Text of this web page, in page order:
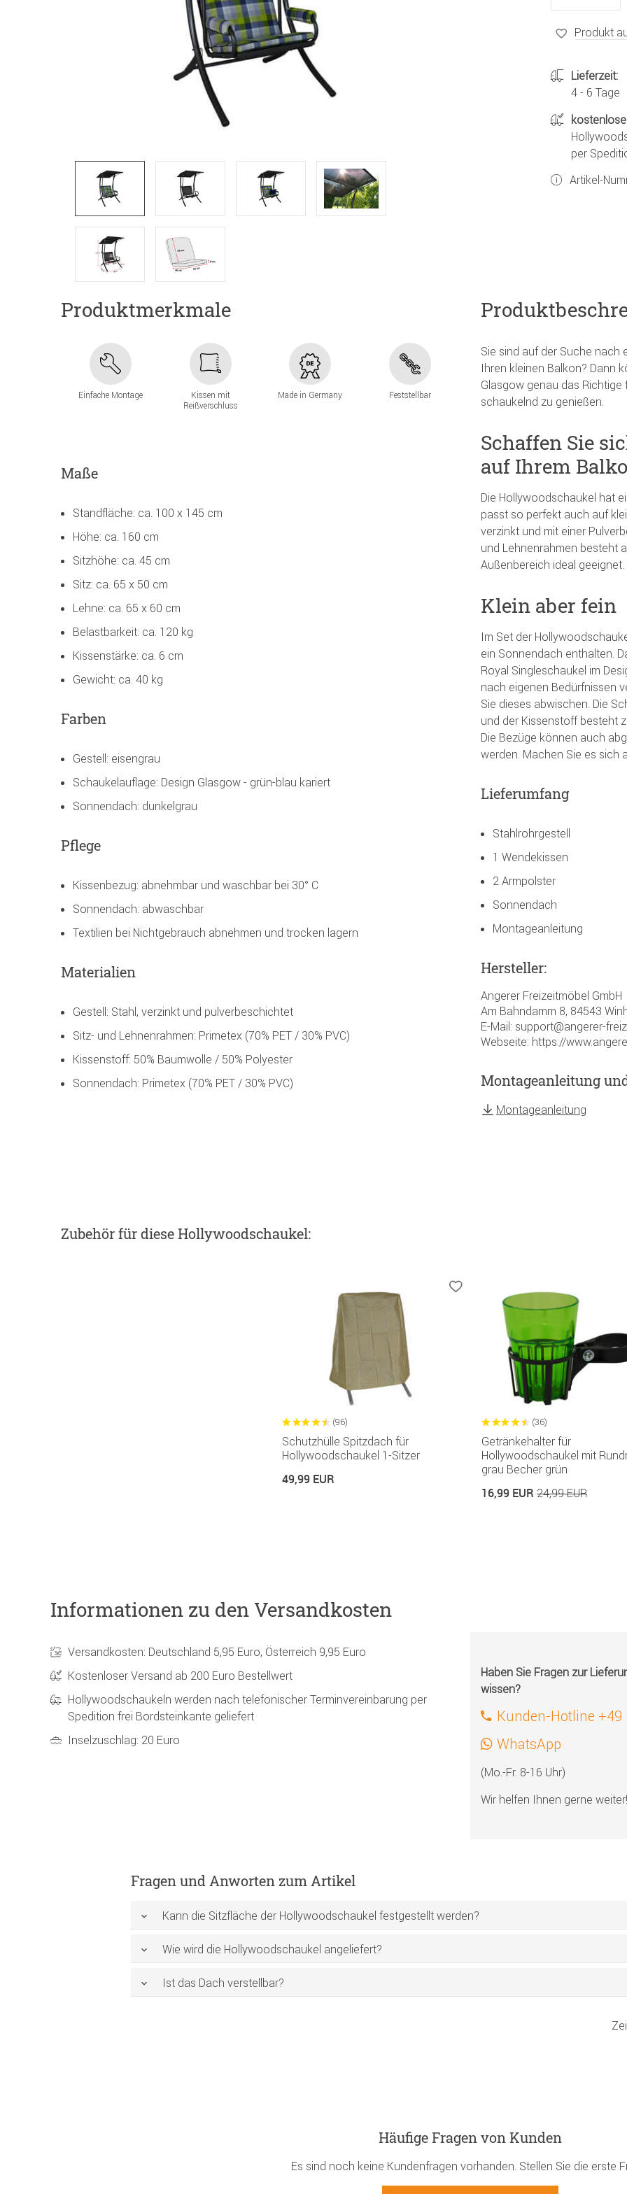
Produkt
Lieferzeit:
4 - 6 Tage
per
Artikel-
Produktmerkmale
Einfache Montage
Kissen mit
Reißverschluss
Made in Germany Feststellbar
Maße
Standfläche: ca. 100 x 145 cm
Höhe: ca. 160 cm
Sitzhöhe: ca. 45 cm
Sitz: ca. 65 x 50 cm
Lehne: ca. 65 x 60 cm
Belastbarkeit: ca. 120 kg
Kissenstärke: ca. 6 cm
Gewicht: ca. 40 kg
Farben
Gestell: eisengrau
Schaukelauflage: Design Glasgow - grün-blau kariert
Sonnendach: dunkelgrau
Pflege
Kissenbezug: abnehmbar und waschbar bei 30° C
Sonnendach: abwaschbar
Textilien bei Nichtgebrauch abnehmen und trocken lagern
Materialien
Gestell: Stahl, verzinkt und pulverbeschichtet
Sitz- und Lehnenrahmen: Primetex (70% PET / 30% PVC)
Kissenstoff: 50% Baumwolle / 50% Polyester
Sonnendach: Primetex (70% PET / 30% PVC)
Sie sind auf der Suche
Ihren kleinen Balkon? Dann
Glasgow genau das
schaukelnd zu genießen.
Schaffen Sie
auf Ihrem
Die Hollywoodschaukel hat
passt so perfekt auch auf
verzinkt und mit einer
und Lehnenrahmen besteht
Außenbereich ideal geeignet.
Klein aber fein
Im Set der
ein Sonnendach enthalten.
Royal Singleschaukel im
nach eigenen Bedürfnissen
Sie dieses abwischen. Die
und der Kissenstoff besteht
Die Bezüge können auch
werden. Machen Sie es sich
Lieferumfang
Stahlrohrgestell
1 Wendekissen
2 Armpolster
Sonnendach
Montageanleitung
Hersteller:
Angerer Freizeitmöbel GmbH
Am Bahndamm 8, 84543
E-Mail: support@angerer-
Webseite: https://
Montageanleitung
Montageanleitung
Zubehörfür diese Hollywoodschaukel:
(96)
Schutzhülle Spitzdach für
Hollywoodschaukel 1-Sitzer
49,99 EUR
(36)
Getränkehalter für
Hollywoodschaukel mit
grau Becher grün
16,99 EUR 24,99 EUR
Informationen zu den Versandkosten
Versandkosten: Deutschland 5,95 Euro, Österreich 9,95 Euro
Kostenloser Versand ab 200 Euro Bestellwert
Hollywoodschaukeln werden nach telefonischer Terminvereinbarung per
Spedition frei Bordsteinkante geliefert
Inselzuschlag: 20 Euro
Haben Sie Fragen zur
wissen?
Kunden-Hotline +49
WhatsApp
(Mo.-Fr. 8-16 Uhr)
Wir helfen Ihnen gerne weiter!
Fragen und Anworten zum Artikel
Kann die Sitzfläche der Hollywoodschaukel festgestellt werden?
Wie wird die Hollywoodschaukel angeliefert?
Ist das Dach verstellbar?
Häufige Fragen von Kunden
Es sind noch keine Kundenfragen vorhanden. Stellen Sie die erste